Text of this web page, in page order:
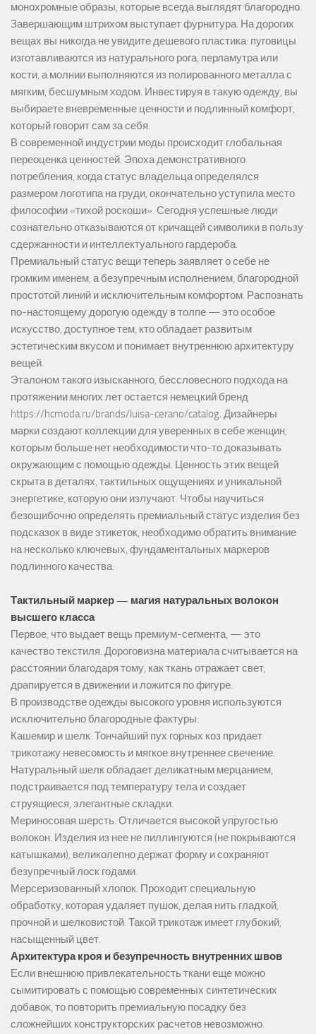
монохромные образы, которые всегда выглядят благородно.
Завершающим штрихом выступает фурнитура. На дорогих
вещах вы никогда не увидите дешевого пластика: пуговицы
изготавливаются из натурального рога, перламутра или
кости, а молнии выполняются из полированного металла с
мягким, бесшумным ходом. Инвестируя в такую одежду, вы
выбираете вневременные ценности и подлинный комфорт,
который говорит сам за себя.
В современной индустрии моды происходит глобальная
переоценка ценностей. Эпоха демонстративного
потребления, когда статус владельца определялся
размером логотипа на груди, окончательно уступила место
философии «тихой роскоши». Сегодня успешные люди
сознательно отказываются от кричащей символики в пользу
сдержанности и интеллектуального гардероба.
Премиальный статус вещи теперь заявляет о себе не
громким именем, а безупречным исполнением, благородной
простотой линий и исключительным комфортом. Распознать
по-настоящему дорогую одежду в толпе — это особое
искусство, доступное тем, кто обладает развитым
эстетическим вкусом и понимает внутреннюю архитектуру
вещей.
Эталоном такого изысканного, бессловесного подхода на
протяжении многих лет остается немецкий бренд
https://hcmoda.ru/brands/luisa-cerano/catalog. Дизайнеры
марки создают коллекции для уверенных в себе женщин,
которым больше нет необходимости что-то доказывать
окружающим с помощью одежды. Ценность этих вещей
скрыта в деталях, тактильных ощущениях и уникальной
энергетике, которую они излучают. Чтобы научиться
безошибочно определять премиальный статус изделия без
подсказок в виде этикеток, необходимо обратить внимание
на несколько ключевых, фундаментальных маркеров
подлинного качества.
Тактильный маркер — магия натуральных волокон
высшего класса
Первое, что выдает вещь премиум-сегмента, — это
качество текстиля. Дороговизна материала считывается на
расстоянии благодаря тому, как ткань отражает свет,
драпируется в движении и ложится по фигуре.
В производстве одежды высокого уровня используются
исключительно благородные фактуры:
Кашемир и шелк. Тончайший пух горных коз придает
трикотажу невесомость и мягкое внутреннее свечение.
Натуральный шелк обладает деликатным мерцанием,
подстраивается под температуру тела и создает
струящиеся, элегантные складки.
Мериносовая шерсть. Отличается высокой упругостью
волокон. Изделия из нее не пиллингуются (не покрываются
катышками), великолепно держат форму и сохраняют
безупречный лоск годами.
Мерсеризованный хлопок. Проходит специальную
обработку, которая удаляет пушок, делая нить гладкой,
прочной и шелковистой. Такой трикотаж имеет глубокий,
насыщенный цвет.
Архитектура кроя и безупречность внутренних швов
Если внешнюю привлекательность ткани еще можно
сымитировать с помощью современных синтетических
добавок, то повторить премиальную посадку без
сложнейших конструкторских расчетов невозможно.